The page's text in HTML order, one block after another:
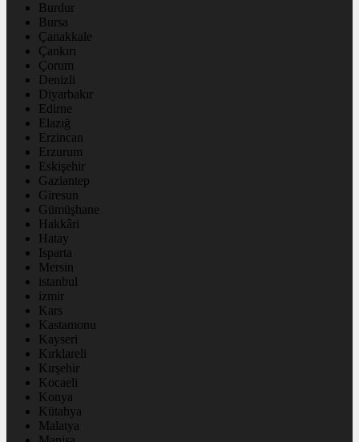
Burdur
Bursa
Çanakkale
Çankırı
Çorum
Denizli
Diyarbakır
Edirne
Elazığ
Erzincan
Erzurum
Eskişehir
Gaziantep
Giresun
Gümüşhane
Hakkâri
Hatay
Isparta
Mersin
istanbul
izmir
Kars
Kastamonu
Kayseri
Kırklareli
Kırşehir
Kocaeli
Konya
Kütahya
Malatya